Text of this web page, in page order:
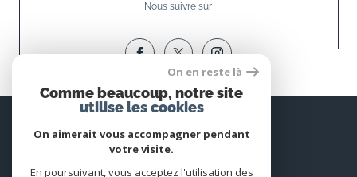
Nous suivre sur
Espace
PROPRIÉTAIRE
Se connecter
On en reste là
Comme beaucoup, notre site
utilise les cookies
On aimerait vous accompagner pendant
votre visite.
En poursuivant, vous acceptez l'utilisation des